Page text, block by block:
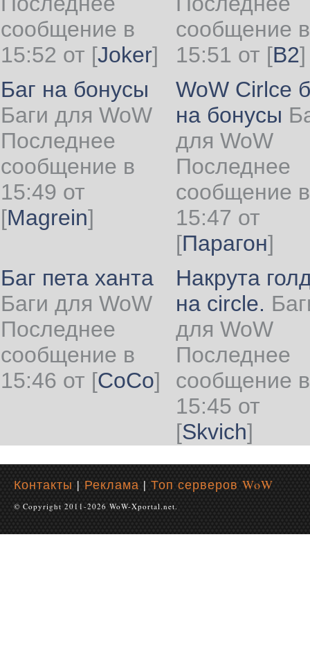
сообщение в
15:52 от [Joker]
сообщение в
15:51 от [B2]
Баг на бонусы
Баги для WoW
Последнее
сообщение в
15:49 от
[Magrein]
WoW Cirlce
на бонусы
для WoW
Последнее
сообщение в
15:47 от
[Парагон]
Баг пета ханта
Баги для WoW
Последнее
сообщение в
15:46 от [CoCo]
Накрута
на circle.
для WoW
Последнее
сообщение в
15:45 от
[Skvich]
Контакты | Реклама | Топ серверов WoW
© Copyright 2011-2026 WoW-Xportal.net.